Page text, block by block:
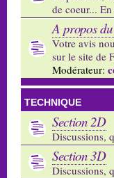
de coeur...
A propos
Votre avis
sur le site de
Modérateur:
TECHNIQUE
Section 2D
Discussions,
Section 3D
Discussions,